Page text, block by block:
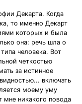
Декарта. Когда
то именно Декарт
которых и была
она: речь шла о
человека. Вот
четкостью
за истинное
включать
моему уму
мне никакого повода